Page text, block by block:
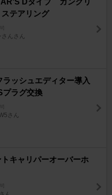
Dタイプ ガングリ
テアリング
さんさん
ラッシュエディター導入
プラグ交換
さん
トキャリパーオーバーホ